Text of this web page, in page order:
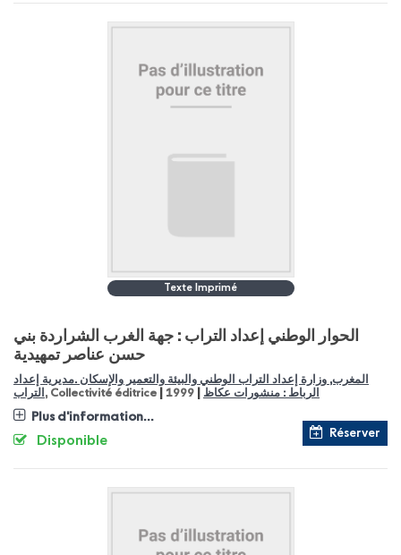
Texte Imprimé
الحوار الوطني إعداد التراب : جهة الغرب الشراردة بني
حسن عناصر تمهيدية
المغرب, وزارة إعداد التراب الوطني والبيئة والتعمير والإسكان .مديرية إعداد
التراب , Collectivité éditrice الرباط : منشورات عكاظ 1999
Plus d'information...
Réserver
Disponible